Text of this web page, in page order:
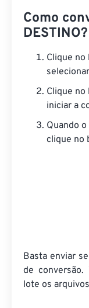
Como
DESTINO?
Clique no
Clique no
iniciar a
Quando
clique no
Basta enviar
de
lote os